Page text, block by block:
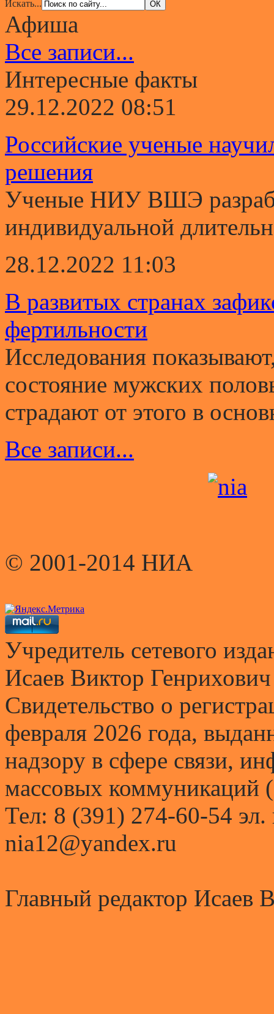
Искать...
Афиша
Все записи...
Интересные факты
29.12.2022 08:51
Российские ученые
решения
Ученые НИУ ВШЭ
индивидуальной
28.12.2022 11:03
В развитых странах
фертильности
Исследования
состояние мужских
страдают от этого в
Все записи...
© 2001-2014 НИА
Учредитель сетевого
Исаев Виктор Генрихович
Свидетельство о
февраля 2026 года,
надзору в сфере связи,
массовых коммуникаций
Тел: 8 (391) 274-60-54 эл.
nia12@yandex.ru
Главный редактор Исаев